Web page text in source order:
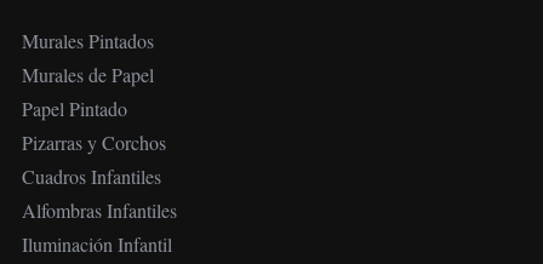
Murales Pintados
Murales de Papel
Papel Pintado
Pizarras y Corchos
Cuadros Infantiles
Alfombras Infantiles
Iluminación Infantil